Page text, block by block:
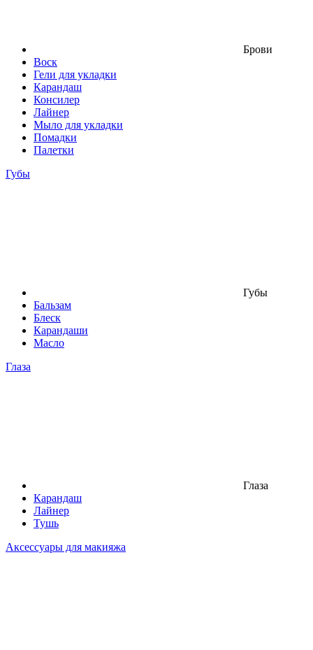
Брови
Воск
Гели для укладки
Карандаш
Консилер
Лайнер
Мыло для укладки
Помадки
Палетки
Губы
Губы
Бальзам
Блеск
Карандаши
Масло
Глаза
Глаза
Карандаш
Лайнер
Тушь
Аксессуары для макияжа